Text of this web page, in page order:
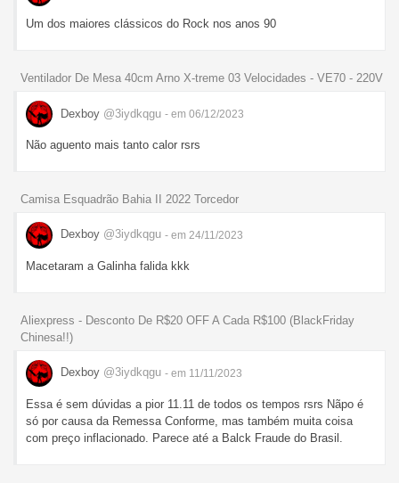
Um dos maiores clássicos do Rock nos anos 90
Ventilador De Mesa 40cm Arno X-treme 03 Velocidades - VE70 - 220V
Dexboy @3iydkqgu - em 06/12/2023
Não aguento mais tanto calor rsrs
Camisa Esquadrão Bahia II 2022 Torcedor
Dexboy @3iydkqgu - em 24/11/2023
Macetaram a Galinha falida kkk
Aliexpress - Desconto De R$20 OFF A Cada R$100 (BlackFriday
Chinesa!!)
Dexboy @3iydkqgu - em 11/11/2023
Essa é sem dúvidas a pior 11.11 de todos os tempos rsrs Nãpo é
só por causa da Remessa Conforme, mas também muita coisa
com preço inflacionado. Parece até a Balck Fraude do Brasil.